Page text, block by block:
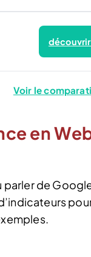
Voir le
en
parler de